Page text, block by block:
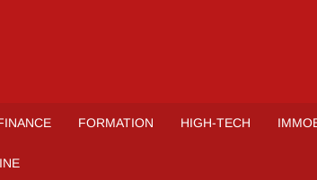
FORMATION HIGH-TECH